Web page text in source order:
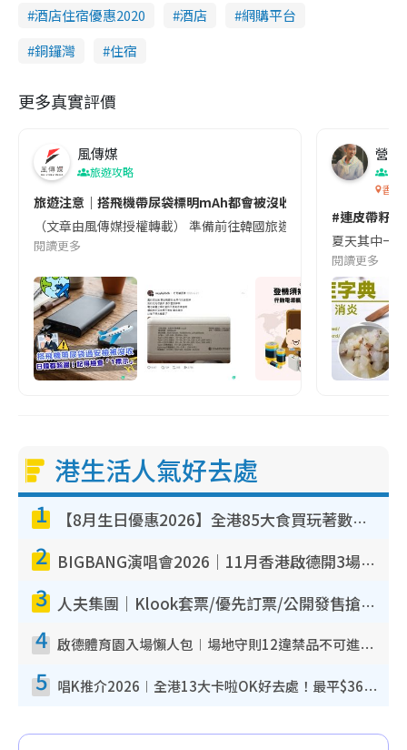
酒店住宿優惠2020
酒店
網購平台
銅鑼灣
住宿
更多真實評價
風傳媒
旅遊攻略
旅遊注意｜搭飛機帶尿袋標明mAh都會被沒收😱出發前切記檢查
（文章由風傳媒授權轉載） 準備前往韓國旅遊的民眾，近期要
閱讀更多
營養
香港
#連皮帶籽
夏天其中一
閱讀更多
港生活人氣好去處
1 【8月生日優惠2026】全港85大食買玩著數攻略 自助餐/火鍋放題同行免費＋誠品/DONKI送現金券
2 BIGBANG演唱會2026｜11月香港啟德開3場！實名制VIP申請、優先購票攻略
3 人夫集團｜Klook套票/優先訂票/公開發售搶飛攻略！附票價.購票連結.場地座位表
4 啟德體育園入場懶人包︱場地守則12違禁品不可進場准帶細水樽但全場禁樽蓋！應援牌有限制！
5 唱K推介2026︱全港13大卡啦OK好去處！最平$36起 日文K都有！(附地址+收費詳情)